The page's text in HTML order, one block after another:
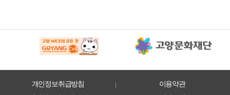
개인정보취급방침
이용약관